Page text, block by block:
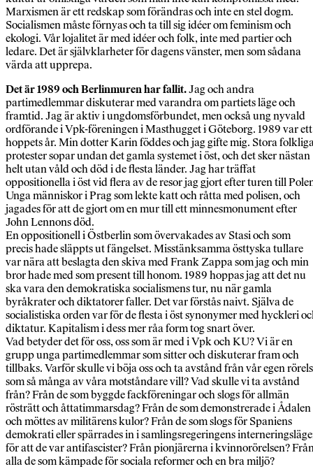
Marxismen är ett redskap som förändras och inte en stel dogm.
Socialismen måste förnyas och ta till sig idéer om feminism och
ekologi. Vår lojalitet är med idéer och folk, inte med partier och
ledare. Det är självklarheter för dagens vänster, men som sådana
värda att upprepa.
Det är 1989 och Berlinmuren har fallit.Jag och andra
partimedlemmar diskuterar med varandra om partiets läge och
framtid. Jag är aktiv i ungdomsförbundet, men också ung nyvald
ordförande i Vpk-föreningen i Masthugget i Göteborg. 1989 var ett
hoppets år. Min dotter Karin föddes och jag gifte mig. Stora
protester sopar undan det gamla systemet i öst, och det sker nästan
helt utan våld och död i de flesta länder. Jag har träffat
oppositionella i öst vid flera av de resor jag gjort efter turen till
Unga människor i Prag som lekte katt och råtta med polisen, och
jagades för att de gjort om en mur till ett minnesmonument efter
John Lennons död.
En oppositionell i Östberlin som övervakades av Stasi och som
precis hade släppts ut fängelset. Misstänksamma östtyska tullare
var nära att beslagta den skiva med Frank Zappa som jag och min
bror hade med som present till honom. 1989 hoppas jag att det nu
ska vara den demokratiska socialismens tur, nu när gamla
byråkrater och diktatorer faller. Det var förstås naivt. Själva de
socialistiska orden var för de flesta i öst synonymer med hyckleri
diktatur. Kapitalism i dess mer råa form tog snart över.
Vad betyder det för oss, oss som är med i Vpk och KU? Vi är en
grupp unga partimedlemmar som sitter och diskuterar fram och
tillbaks. Varför skulle vi böja oss och ta avstånd från vår egen
som så många av våra motståndare vill? Vad skulle vi ta avstånd
från? Från de som byggde fackföreningar och slogs för allmän
rösträtt och åttatimmarsdag? Från de som demonstrerade i Ådalen
och möttes av militärens kulor? Från de som slogs för Spaniens
demokrati eller spärrades in i samlingsregeringens
för att de var antifascister? Från pionjärerna i kvinnorörelsen?
alla de som kämpade för sociala reformer och en bra miljö?